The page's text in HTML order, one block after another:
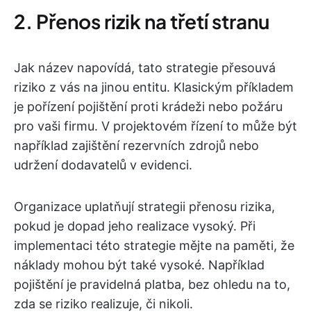
2. Přenos rizik na třetí stranu
Jak název napovídá, tato strategie přesouvá
riziko z vás na jinou entitu. Klasickým příkladem
je pořízení pojištění proti krádeži nebo požáru
pro vaši firmu. V projektovém řízení to může být
například zajištění rezervních zdrojů nebo
udržení dodavatelů v evidenci.
Organizace uplatňují strategii přenosu rizika,
pokud je dopad jeho realizace vysoký. Při
implementaci této strategie mějte na paměti, že
náklady mohou být také vysoké. Například
pojištění je pravidelná platba, bez ohledu na to,
zda se riziko realizuje, či nikoli.